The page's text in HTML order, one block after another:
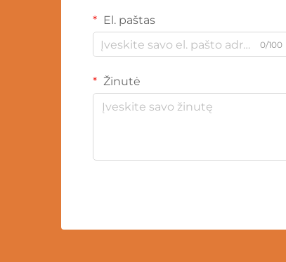
El. paštas
0/100
Žinutė